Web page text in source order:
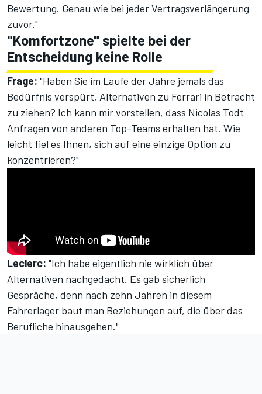
Bewertung. Genau wie bei jeder Vertragsverlängerung
zuvor."
"Komfortzone" spielte bei der
Entscheidung keine Rolle
Frage: "Haben Sie im Laufe der Jahre jemals das
Bedürfnis verspürt, Alternativen zu Ferrari in Betracht
zu ziehen? Ich kann mir vorstellen, dass Nicolas Todt
Anfragen von anderen Top-Teams erhalten hat. Wie
leicht fiel es Ihnen, sich auf eine einzige Option zu
konzentrieren?"
Leclerc: "Ich habe eigentlich nie wirklich über
Alternativen nachgedacht. Es gab sicherlich
Gespräche, denn nach zehn Jahren in diesem
Fahrerlager baut man Beziehungen auf, die über das
Berufliche hinausgehen."